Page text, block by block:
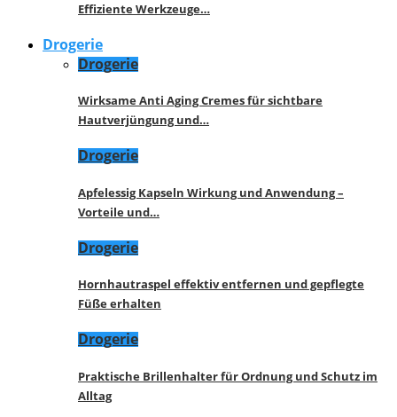
Effiziente Werkzeuge…
Drogerie
Drogerie
Wirksame Anti Aging Cremes für sichtbare
Hautverjüngung und…
Drogerie
Apfelessig Kapseln Wirkung und Anwendung –
Vorteile und…
Drogerie
Hornhautraspel effektiv entfernen und gepflegte
Füße erhalten
Drogerie
Praktische Brillenhalter für Ordnung und Schutz im
Alltag